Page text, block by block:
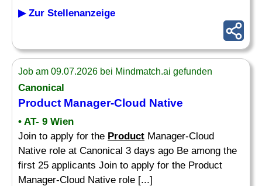
▶ Zur Stellenanzeige
Job am 09.07.2026 bei Mindmatch.ai gefunden
Canonical
Product Manager-Cloud Native
• AT- 9 Wien
Join to apply for the Product Manager-Cloud
Native role at Canonical 3 days ago Be among the
first 25 applicants Join to apply for the Product
Manager-Cloud Native role [...]